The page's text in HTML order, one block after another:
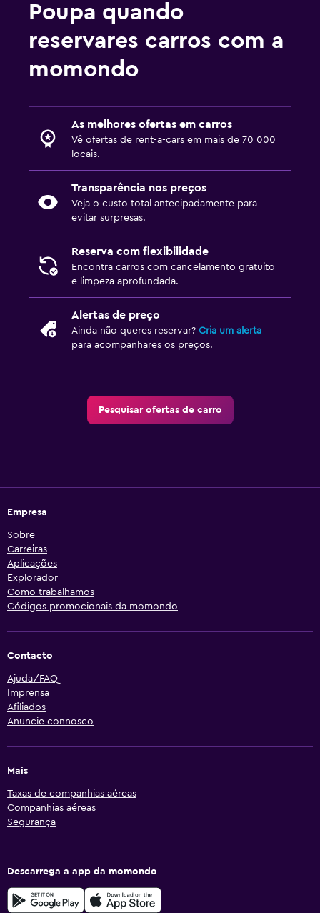
Poupa quando
reservares carros com a
momondo
As melhores ofertas em carros
Vê ofertas de rent-a-cars em mais de 70 000
locais.
Transparência nos preços
Veja o custo total antecipadamente para
evitar surpresas.
Reserva com flexibilidade
Encontra carros com cancelamento gratuito
e limpeza aprofundada.
Alertas de preço
Ainda não queres reservar? Cria um alerta
para acompanhares os preços.
Pesquisar ofertas de carro
Empresa
Sobre
Carreiras
Aplicações
Explorador
Como trabalhamos
Códigos promocionais da momondo
Contacto
Ajuda/FAQ
Imprensa
Afiliados
Anuncie connosco
Mais
Taxas de companhias aéreas
Companhias aéreas
Segurança
Descarrega a app da momondo